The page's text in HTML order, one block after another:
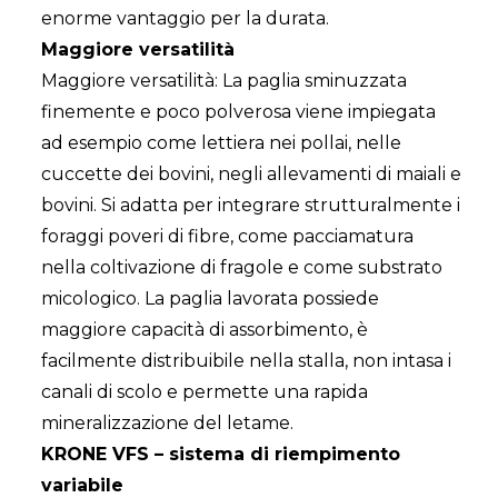
enorme vantaggio per la durata.
Maggiore versatilità
Maggiore versatilità: La paglia sminuzzata
finemente e poco polverosa viene impiegata
ad esempio come lettiera nei pollai, nelle
cuccette dei bovini, negli allevamenti di maiali e
bovini. Si adatta per integrare strutturalmente i
foraggi poveri di fibre, come pacciamatura
nella coltivazione di fragole e come substrato
micologico. La paglia lavorata possiede
maggiore capacità di assorbimento, è
facilmente distribuibile nella stalla, non intasa i
canali di scolo e permette una rapida
mineralizzazione del letame.
KRONE VFS – sistema di riempimento
variabile